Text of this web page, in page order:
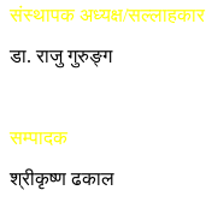
संस्थापक अध्यक्ष/सल्लाहकार
डा. राजु गुरुङ्ग
सम्पादक
श्रीकृष्ण ढकाल